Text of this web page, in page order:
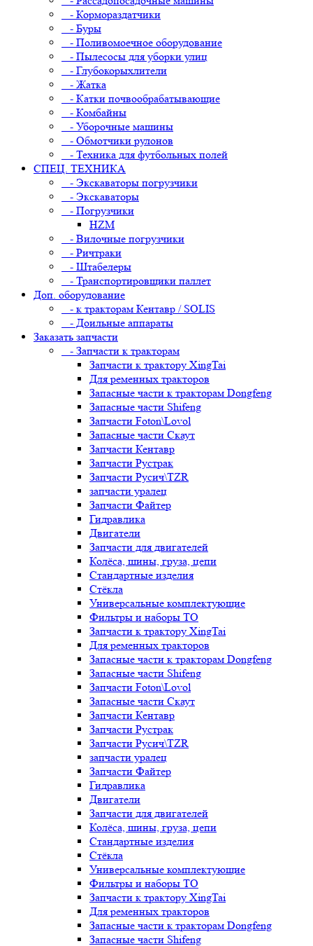
- Кормораздатчики
- Буры
- Поливомоечное оборудование
- Пылесосы для уборки улиц
- Глубокорыхлители
- Жатка
- Катки почвообрабатывающие
- Комбайны
- Уборочные машины
- Обмотчики рулонов
- Техника для футбольных полей
СПЕЦ. ТЕХНИКА
- Экскаваторы погрузчики
- Экскаваторы
- Погрузчики
HZM
- Вилочные погрузчики
- Ричтраки
- Штабелеры
- Транспортировщики паллет
Доп. оборудование
- к тракторам Кентавр / SOLIS
- Доильные аппараты
Заказать запчасти
- Запчасти к тракторам
Запчасти к трактору XingTai
Для ременных тракторов
Запасные части к тракторам Dongfeng
Запасные части Shifeng
Запчасти Foton\Lovol
Запасные части Скаут
Запчасти Кентавр
Запчасти Рустрак
Запчасти Русич\TZR
запчасти уралец
Запчасти Файтер
Гидравлика
Двигатели
Запчасти для двигателей
Колёса, шины, груза, цепи
Стандартные изделия
Стёкла
Универсальные комплектующие
Фильтры и наборы ТО
Запчасти к трактору XingTai
Для ременных тракторов
Запасные части к тракторам Dongfeng
Запасные части Shifeng
Запчасти Foton\Lovol
Запасные части Скаут
Запчасти Кентавр
Запчасти Рустрак
Запчасти Русич\TZR
запчасти уралец
Запчасти Файтер
Гидравлика
Двигатели
Запчасти для двигателей
Колёса, шины, груза, цепи
Стандартные изделия
Стёкла
Универсальные комплектующие
Фильтры и наборы ТО
Запчасти к трактору XingTai
Для ременных тракторов
Запасные части к тракторам Dongfeng
Запасные части Shifeng